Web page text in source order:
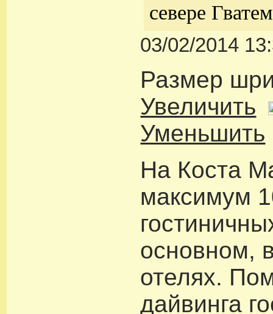
севере
03/02/2014
Размер
Увеличить
Уменьшить
На Коста
максимум
основном,
отелях.
дайвинга